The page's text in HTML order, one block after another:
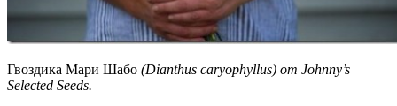
Гвоздика Мари Шабо (Dianthus caryophyllus) от Johnny’s
Selected Seeds.